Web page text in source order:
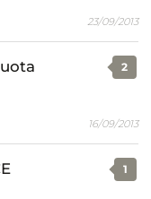
23/09/2013
2
16/09/2013
1